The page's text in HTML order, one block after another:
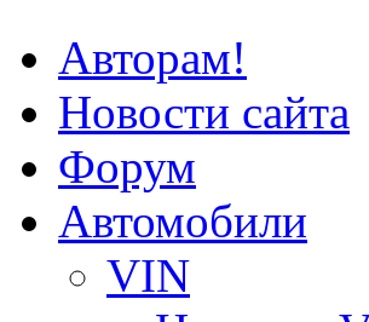
Авторам!
Новости сайта
Форум
Автомобили
VIN